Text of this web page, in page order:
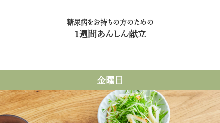
糖尿病をお持ちの方のための
1週間あんしん献立
金曜日